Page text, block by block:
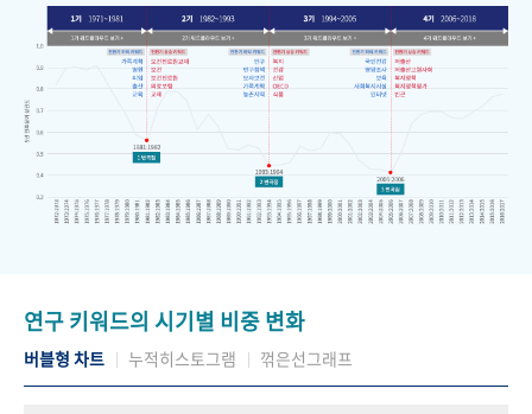
연구 키워드의 시기별 비중 변화
버블형 차트 누적히스토그램 꺾은선그래프